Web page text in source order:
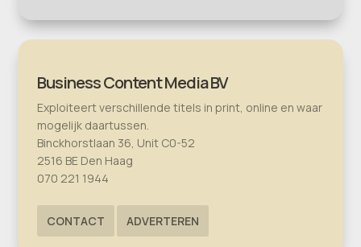
Business Content Media BV
Exploiteert verschillende titels in print, online en waar
mogelijk daartussen.
Binckhorstlaan 36, Unit C0-52
2516 BE Den Haag
070 221 1944
CONTACT ADVERTEREN